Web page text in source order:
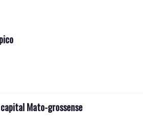
Mato-grossense